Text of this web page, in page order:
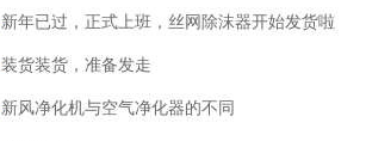
新年已过，正式上班，丝网除沫器开始发货啦
装货装货，准备发走
新风净化机与空气净化器的不同